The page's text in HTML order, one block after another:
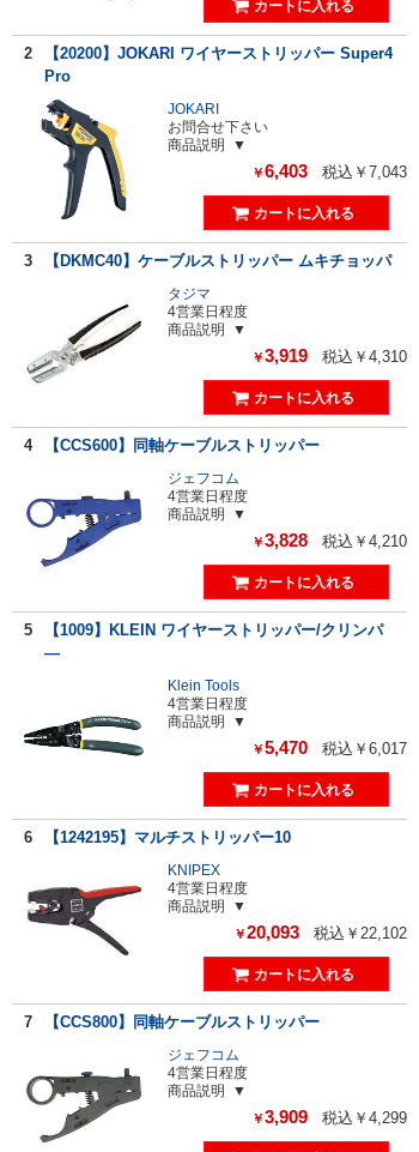
2
【20200】JOKARI ワイヤーストリッパー Super4
Pro
JOKARI
お問合せ下さい
商品説明
￥6,403 税込￥7,043
3 【DKMC40】ケーブルストリッパー ムキチョッパ
タジマ
4営業日程度
商品説明
￥3,919 税込￥4,310
4 【CCS600】同軸ケーブルストリッパー
ジェフコム
4営業日程度
商品説明
￥3,828 税込￥4,210
5
【1009】KLEIN ワイヤーストリッパー/クリンパ
―
Klein Tools
4営業日程度
商品説明
￥5,470 税込￥6,017
6 【1242195】マルチストリッパー10
KNIPEX
4営業日程度
商品説明
￥20,093 税込￥22,102
7 【CCS800】同軸ケーブルストリッパー
ジェフコム
4営業日程度
商品説明
￥3,909 税込￥4,299